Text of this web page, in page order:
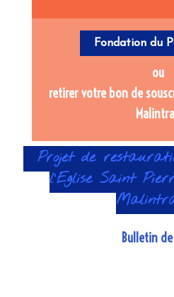
Fondation du
ou
retirer votre bon de
Projet de
l'Eglise Saint
Bulletin